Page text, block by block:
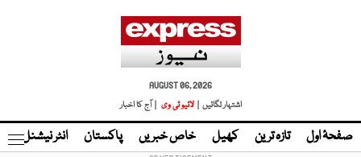
AUGUST 06, 2026
اشتہار لگائیں |
لائیو ٹی وی | آج کا اخبار
صفحۂ اول تازہ ترین کھیل خاص خبریں پاکستان انٹر نیشنل